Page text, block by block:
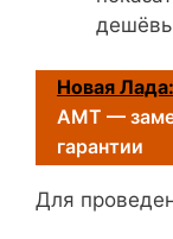
Новая Лада:
AMT —
гарантии
Для